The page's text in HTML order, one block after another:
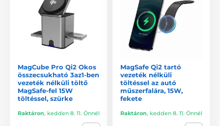
MagCube Pro Qi2 Okos
összecsukható 3az1-ben
vezeték nélküli töltő
MagSafe-fel 15W
töltéssel, szürke
Raktáron, kedden 8. 11. Önnél
MagSafe Qi2 tartó
vezeték nélküli
töltéssel az autó
műszerfalára, 15W,
fekete
Raktáron, kedden 8. 11. Önnél